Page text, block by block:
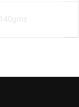
140gms